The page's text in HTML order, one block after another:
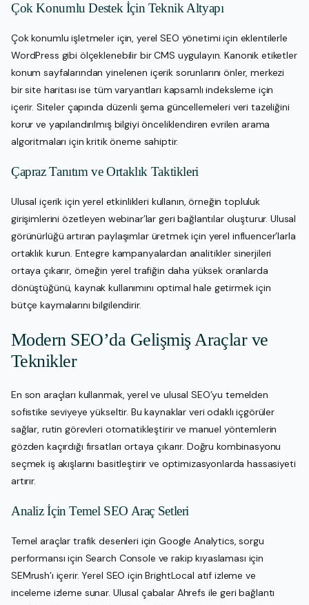
Çok Konumlu Destek İçin Teknik Altyapı
Çok konumlu işletmeler için, yerel SEO yönetimi için eklentilerle
WordPress gibi ölçeklenebilir bir CMS uygulayın. Kanonik etiketler
konum sayfalarından yinelenen içerik sorunlarını önler, merkezi
bir site haritası ise tüm varyantları kapsamlı indeksleme için
içerir. Siteler çapında düzenli şema güncellemeleri veri tazeliğini
korur ve yapılandırılmış bilgiyi önceliklendiren evrilen arama
algoritmaları için kritik öneme sahiptir.
Çapraz Tanıtım ve Ortaklık Taktikleri
Ulusal içerik için yerel etkinlikleri kullanın, örneğin topluluk
girişimlerini özetleyen webinar’lar geri bağlantılar oluşturur. Ulusal
görünürlüğü artıran paylaşımlar üretmek için yerel influencer’larla
ortaklık kurun. Entegre kampanyalardan analitikler sinerjileri
ortaya çıkarır, örneğin yerel trafiğin daha yüksek oranlarda
dönüştüğünü, kaynak kullanımını optimal hale getirmek için
bütçe kaymalarını bilgilendirir.
Modern SEO’da Gelişmiş Araçlar ve
Teknikler
En son araçları kullanmak, yerel ve ulusal SEO’yu temelden
sofistike seviyeye yükseltir. Bu kaynaklar veri odaklı içgörüler
sağlar, rutin görevleri otomatikleştirir ve manuel yöntemlerin
gözden kaçırdığı fırsatları ortaya çıkarır. Doğru kombinasyonu
seçmek iş akışlarını basitleştirir ve optimizasyonlarda hassasiyeti
artırır.
Analiz İçin Temel SEO Araç Setleri
Temel araçlar trafik desenleri için Google Analytics, sorgu
performansı için Search Console ve rakip kıyaslaması için
SEMrush’ı içerir. Yerel SEO için BrightLocal atıf izleme ve
inceleme izleme sunar. Ulusal çabalar Ahrefs ile geri bağlantı